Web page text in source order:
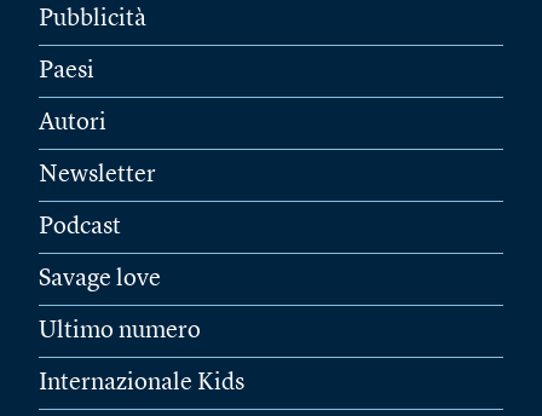
Pubblicità
Paesi
Autori
Newsletter
Podcast
Savage love
Ultimo numero
Internazionale Kids